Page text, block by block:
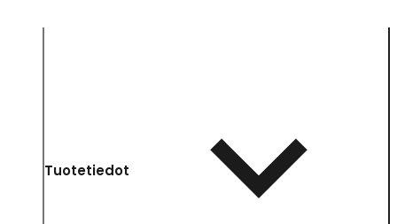
Tuotetiedot